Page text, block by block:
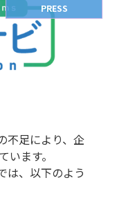
PRESS
不足により、企
ます。
は、以下のよう